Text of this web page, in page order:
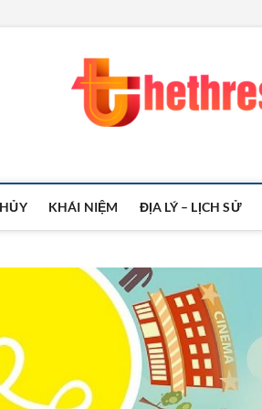
KHÁI NIỆM ĐỊA LÝ – LỊCH SỬ